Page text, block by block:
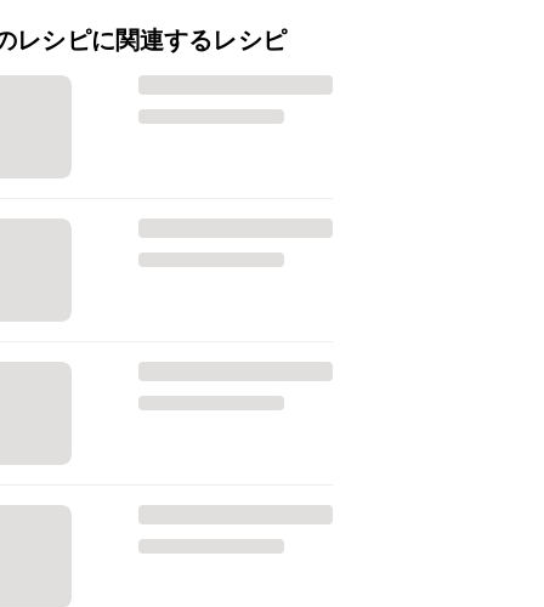
レシピに関連するレシピ